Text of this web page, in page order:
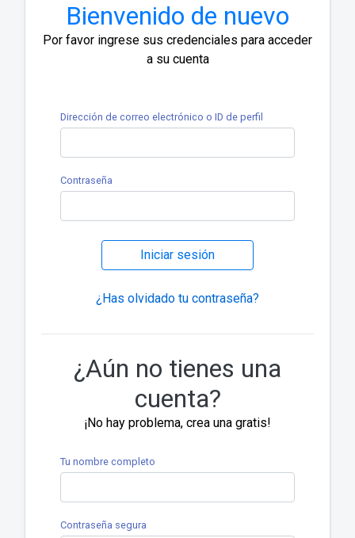
Bienvenido de nuevo
Por favor ingrese sus credenciales para acceder
a su cuenta
Dirección de correo electrónico o ID de perfil
Contraseña
Iniciar sesión
¿Has olvidado tu contraseña?
¿Aún no tienes una
cuenta?
¡No hay problema, crea una gratis!
Tu nombre completo
Contraseña segura